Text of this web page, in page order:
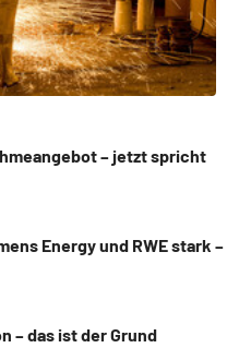
– jetzt spricht
Energy und RWE stark –
– das ist der Grund